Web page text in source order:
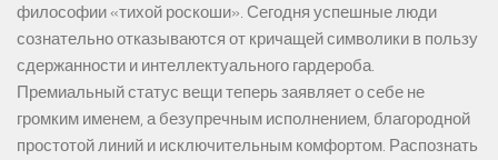
философии «тихой роскоши». Сегодня успешные люди
сознательно отказываются от кричащей символики в пользу
сдержанности и интеллектуального гардероба.
Премиальный статус вещи теперь заявляет о себе не
громким именем, а безупречным исполнением, благородной
простотой линий и исключительным комфортом. Распознать